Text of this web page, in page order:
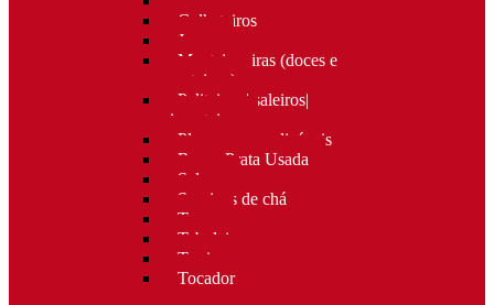
Galheteiros
Jarras
Manteigueiras (doces e
manteigas)
Paliteiros | saleiros|
pimenteiros
Placas personalizáveis
Rocas Prata Usada
Salvas
Serviços de chá
Taças
Tabuleiros
Terrinas
Tocador